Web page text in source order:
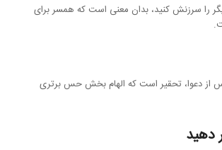
را سرزنش کنید، بدان معنی است که همسر برای
از دعوا، تحقیر است که الهام بخش حس برتری
دهید